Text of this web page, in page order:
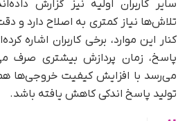
سایر کاربران اولیه نیز گزارش
تلاش‌ها نیاز کمتری به اصلاح دارد و
کنار این موارد، برخی کاربران اشاره
پاسخ، زمان پردازش بیشتری صرف
می‌رسد با افزایش کیفیت خروجی‌ها
تولید پاسخ اندکی کاهش یافته باشد.